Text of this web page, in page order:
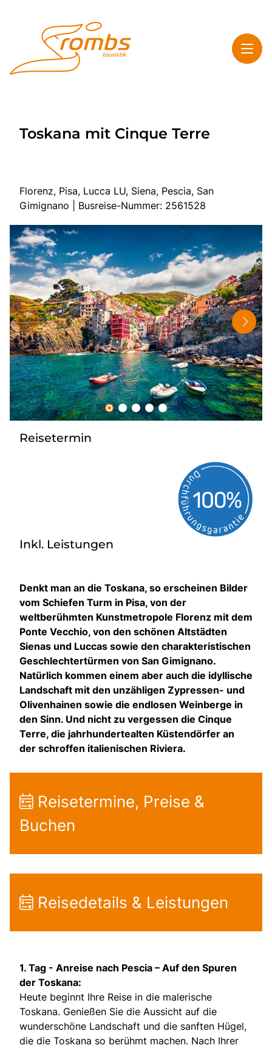
Highlights
Start
Mehrtagesreisen
Tagesreisen
Bus anmieten
Rombs Touristik
Kontakt & Info
Toskana mit Cinque Terre
Florenz, Pisa, Lucca LU, Siena, Pescia, San
Gimignano | Busreise-Nummer: 2561528
Reisetermin
Inkl. Leistungen
Denkt man an die Toskana, so erscheinen Bilder
vom Schiefen Turm in Pisa, von der
weltberühmten Kunstmetropole Florenz mit dem
Ponte Vecchio, von den schönen Altstädten
Sienas und Luccas sowie den charakteristischen
Geschlechtertürmen von San Gimignano.
Natürlich kommen einem aber auch die idyllische
Landschaft mit den unzähligen Zypressen- und
Olivenhainen sowie die endlosen Weinberge in
den Sinn. Und nicht zu vergessen die Cinque
Terre, die jahrhundertealten Küstendörfer an
der schroffen italienischen Riviera.
Reisetermine, Preise &
Buchen
Reisedetails & Leistungen
1. Tag - Anreise nach Pescia – Auf den Spuren
der Toskana:
Heute beginnt Ihre Reise in die malerische
Toskana. Genießen Sie die Aussicht auf die
wunderschöne Landschaft und die sanften Hügel,
die die Toskana so berühmt machen. Nach Ihrer